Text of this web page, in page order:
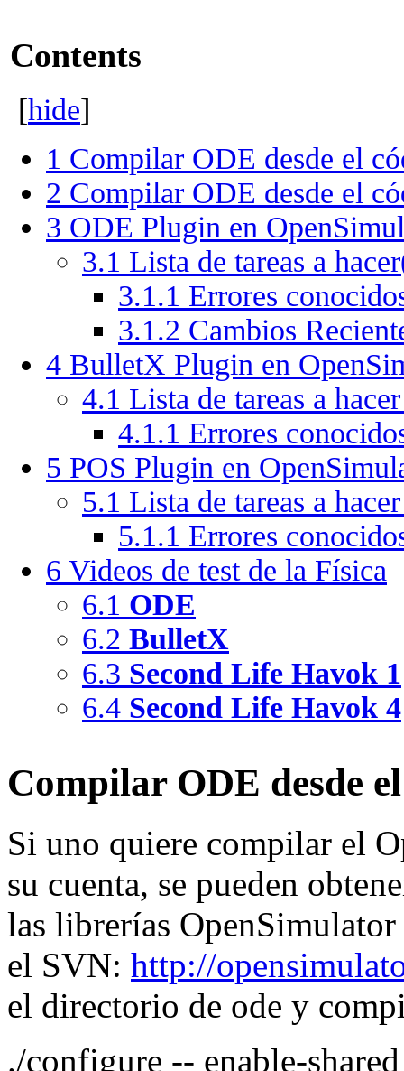
Contents
[hide]
1 Compilar ODE desde el
2 Compilar ODE desde el
3 ODE Plugin en
3.1 Lista de tareas a
3.1.1 Errores
3.1.2 Cambios
4 BulletX Plugin en
4.1 Lista de tareas a
4.1.1 Errores
5 POS Plugin en
5.1 Lista de tareas a
5.1.1 Errores
6 Videos de test de la Física
6.1 ODE
6.2 BulletX
6.3 Second Life Havok 1
6.4 Second Life Havok 4
Compilar ODE desde
Si uno quiere compilar el
su cuenta, se pueden
las librerías
el SVN: http://
el directorio de ode y
./configure -- enable-